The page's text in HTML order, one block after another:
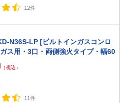
12件
N36S-LP [ビルトインガスコンロ
ス用・3口・両側強火タイプ・幅60
（税込）
11件